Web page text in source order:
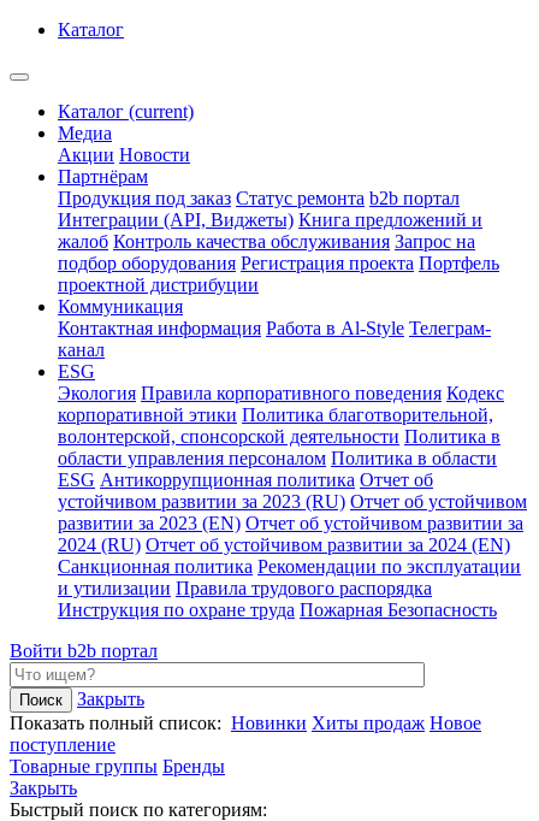
Каталог
Каталог (current)
Медиа
Акции Новости
Партнёрам
Продукция под заказ Статус ремонта b2b портал
Интеграции (API, Виджеты) Книга предложений и
жалоб Контроль качества обслуживания Запрос на
подбор оборудования Регистрация проекта Портфель
проектной дистрибуции
Коммуникация
Контактная информация Работа в Al-Style Телеграм-
канал
ESG
Экология Правила корпоративного поведения Кодекс
корпоративной этики Политика благотворительной,
волонтерской, спонсорской деятельности Политика в
области управления персоналом Политика в области
ESG Антикоррупционная политика Отчет об
устойчивом развитии за 2023 (RU) Отчет об устойчивом
развитии за 2023 (EN) Отчет об устойчивом развитии за
2024 (RU) Отчет об устойчивом развитии за 2024 (EN)
Санкционная политика Рекомендации по эксплуатации
и утилизации Правила трудового распорядка
Инструкция по охране труда Пожарная Безопасность
Войти b2b портал
Закрыть
Показать полный список: Новинки Хиты продаж Новое
поступление
Товарные группы Бренды
Закрыть
Быстрый поиск по категориям: